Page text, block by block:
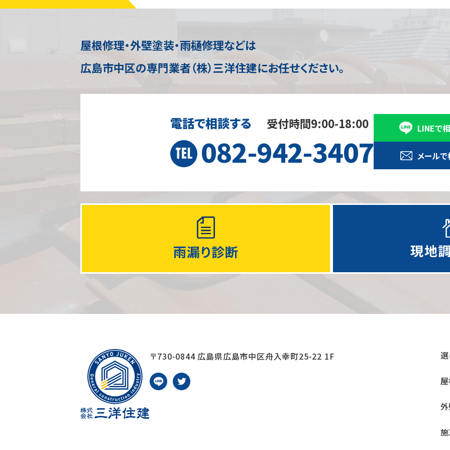
屋根修理・外壁塗装・雨樋修理などは
広島市中区の専門業者（株）三洋住建にお任せください。
電話で相談する 受付時間9:00-18:00
082-942-3407
LINEで
メール
雨漏り診断 現地
〒730-0844 広島県広島市中区舟入幸町25-22 1F